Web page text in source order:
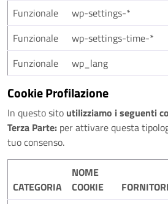
Funzionale
wp-settings-*
Funzionale
wp-settings-time-*
Funzionale
wp_lang
Cookie Profilazione
In questo sito utilizziamo i seguenti
Terza Parte: per attivare questa
tuo consenso.
CATEGORIA
NOME
COOKIE